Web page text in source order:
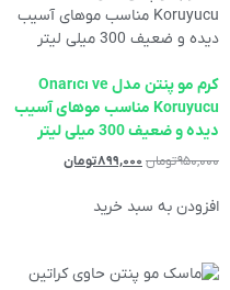
کرم مو پنتن مدل Onarıcı ve
Koruyucu مناسب موهای آسیب
دیده و ضعیف 300 میلی لیتر
۹۵۰,۰۰۰تومان ۸۹۹,۰۰۰تومان
افزودن به سبد خرید